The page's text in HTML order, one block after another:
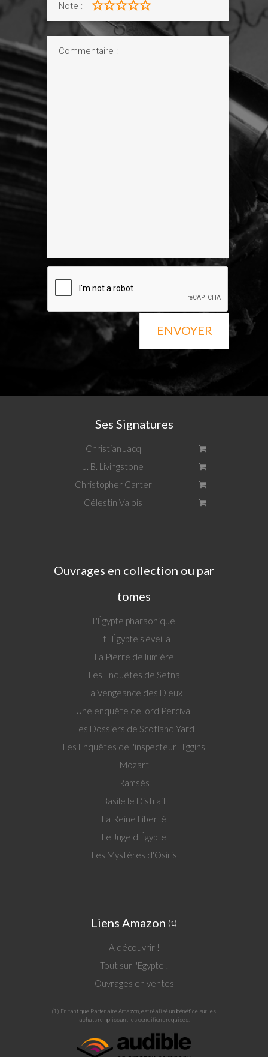
Note :
ENVOYER
Ses Signatures
Christian Jacq
J. B. Livingstone
Christopher Carter
Célestin Valois
Ouvrages en collection ou par
tomes
L'Égypte pharaonique
Et l'Égypte s'éveilla
La Pierre de lumière
Les Enquêtes de Setna
La Vengeance des Dieux
Une enquête de lord Percival
Les Dossiers de Scotland Yard
Les Enquêtes de l'inspecteur Higgins
Mozart
Ramsès
Basile le Distrait
La Reine Liberté
Le Juge d'Égypte
Les Mystères d'Osiris
Liens Amazon (1)
A découvrir !
Tout sur l'Egypte !
Ouvrages en ventes
(1) En tant que Partenaire Amazon, est réalisé un bénéfice sur les
achats remplissant les conditions requises.